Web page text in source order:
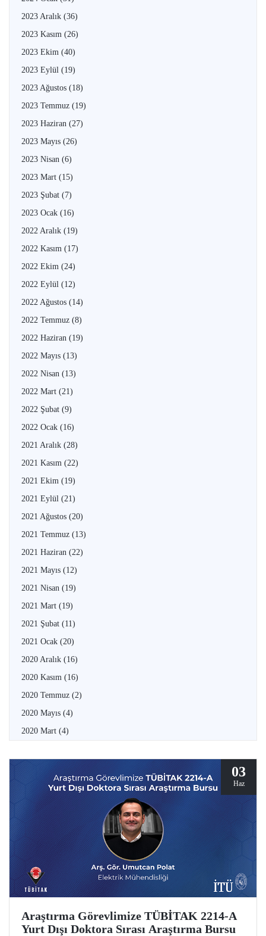
2023 Aralık (36)
2023 Kasım (26)
2023 Ekim (40)
2023 Eylül (19)
2023 Ağustos (18)
2023 Temmuz (19)
2023 Haziran (27)
2023 Mayıs (26)
2023 Nisan (6)
2023 Mart (15)
2023 Şubat (7)
2023 Ocak (16)
2022 Aralık (19)
2022 Kasım (17)
2022 Ekim (24)
2022 Eylül (12)
2022 Ağustos (14)
2022 Temmuz (8)
2022 Haziran (19)
2022 Mayıs (13)
2022 Nisan (13)
2022 Mart (21)
2022 Şubat (9)
2022 Ocak (16)
2021 Aralık (28)
2021 Kasım (22)
2021 Ekim (19)
2021 Eylül (21)
2021 Ağustos (20)
2021 Temmuz (13)
2021 Haziran (22)
2021 Mayıs (12)
2021 Nisan (19)
2021 Mart (19)
2021 Şubat (11)
2021 Ocak (20)
2020 Aralık (16)
2020 Kasım (16)
2020 Temmuz (2)
2020 Mayıs (4)
2020 Mart (4)
03
Haz
Araştırma Görevlimize TÜBİTAK 2214-A
Yurt Dışı Doktora Sırası Araştırma Bursu